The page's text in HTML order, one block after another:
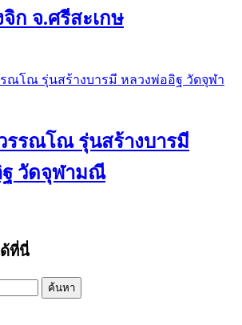
ก จ.ศรีสะเกษ
รรณโณ รุ่นสร้างบารมี
ฐ วัดจุฬามณี
ที่นี่
ค้นหา